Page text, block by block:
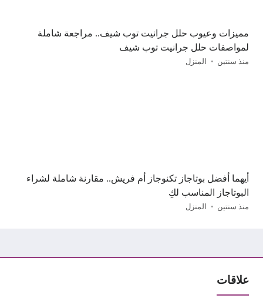
مميزات وعيوب حلل جرانيت توب شيف.. مراجعة شاملة
لمواصفات حلل جرانيت توب شيف
منذ سنتين المنزل
أيهما أفضل بوتاجاز تكنوجاز أم فريش.. مقارنة شاملة لشراء
البوتاجاز المناسب لكِ
منذ سنتين المنزل
علاقات